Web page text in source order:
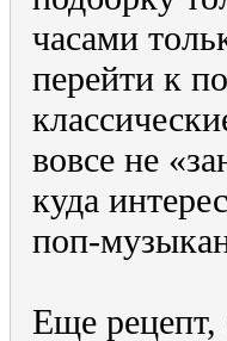
часами
перейти к
вовсе не
куда
поп-
Еще